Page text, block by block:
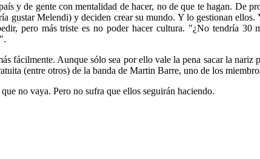
y de gente con mentalidad de hacer, no de que te hagan. De
gustar Melendi) y deciden crear su mundo. Y lo gestionan
pero más triste es no poder hacer cultura. "¿No tendría 30
fácilmente. Aunque sólo sea por ello vale la pena sacar la nariz
(entre otros) de la banda de Martin Barre, uno de los
no vaya. Pero no sufra que ellos seguirán haciendo.